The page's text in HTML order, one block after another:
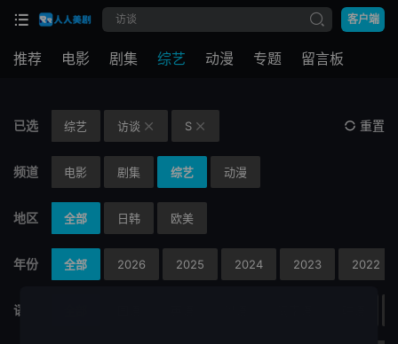
客户端
推荐 电影 剧集 综艺 动漫 专题 留言板
已选 综艺 访谈  S  重置
频道 电影 剧集 综艺 动漫
地区 全部 日韩 欧美
年份 全部 2026 2025 2024 2023 2022
语言